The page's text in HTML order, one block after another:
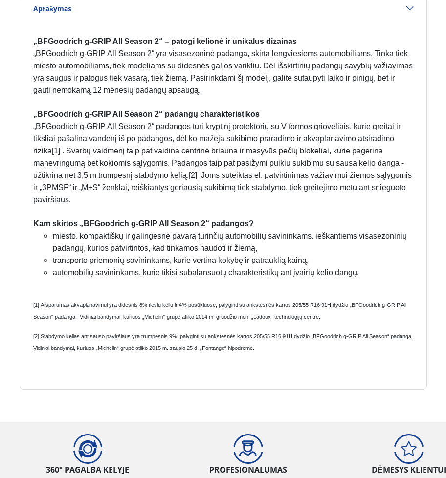
Aprašymas
„BFGoodrich g-GRIP All Season 2“ – patogi kelionė ir unikalus dizainas
„BFGoodrich g-GRIP All Season 2“ yra visasezoninė padanga, skirta lengviesiems automobiliams. Tinka tiek
miesto automobiliams, tiek modeliams su didesnės galios varikliu. Dėl išskirtinių padangų savybių važiavimas
yra saugus ir patogus tiek vasarą, tiek žiemą. Pasirinkdami šį modelį, galite sutaupyti laiko ir pinigų, bet ir
gauti nemokamą 12 mėnesių padangų apsaugą.
„BFGoodrich g-GRIP All Season 2“ padangų charakteristikos
„BFGoodrich g-GRIP All Season 2“ padangos turi kryptinį protektorių su V formos grioveliais, kurie greitai ir
tiksliai pašalina vandenį iš po padangos, dėl ko mažėja sukibimo praradimo ir akvaplanavimo atsiradimo
rizika[1] . Svarbų vaidmenį taip pat vaidina centrinė briauna ir masyvūs pečių blokeliai, kurie pagerina
manevringumą bet kokiomis sąlygomis. Padangos taip pat pasižymi puikiu sukibimu su sausa kelio danga -
užtikrina net 3,5 m trumpesnį stabdymo kelią.[2] Joms suteiktas el. patvirtinimas važiavimui žiemos sąlygomis
ir „3PMSF“ ir „M+S“ ženklai, reiškiantys geriausią sukibimą tiek stabdymo, tiek greitėjimo metu ant snieguoto
paviršiaus.
Kam skirtos „BFGoodrich g-GRIP All Season 2“ padangos?
miesto, kompaktiškų ir galingesnę pavarą turinčių automobilių savininkams, ieškantiems visasezoninių
padangų, kurios patvirtintos, kad tinkamos naudoti ir žiemą,
transporto priemonių savininkams, kurie vertina kokybę ir patrauklią kainą,
automobilių savininkams, kurie tikisi subalansuotų charakteristikų ant įvairių kelio dangų.
[1] Atsparumas akvaplanavimui yra didesnis 8% tiesiu keliu ir 4% posūkiuose, palyginti su ankstesnės kartos 205/55 R16 91H dydžio „BFGoodrich g-GRIP All
Season“ padanga. Vidiniai bandymai, kuriuos „Michelin“ grupė atliko 2014 m. gruodžio mėn. „Ladoux“ technologijų centre.
[2] Stabdymo kelias ant sauso paviršiaus yra trumpesnis 9%, palyginti su ankstesnės kartos 205/55 R16 91H dydžio „BFGoodrich g-GRIP All Season“ padanga.
Vidiniai bandymai, kuriuos „Michelin“ grupė atliko 2015 m. sausio 25 d. „Fontange“ hipodrome.
360° PAGALBA KELYJE
PROFESIONALUMAS
DĖMESYS KLIENTUI